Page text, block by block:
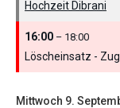
Hochzeit Dibrani
16:00 – 18:00
Löscheinsatz -
Mittwoch 9.